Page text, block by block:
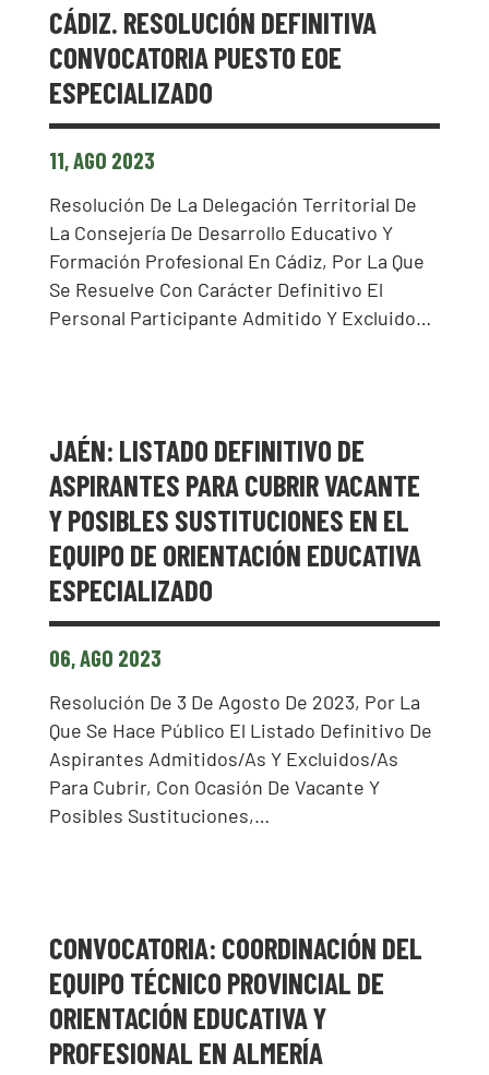
CÁDIZ. RESOLUCIÓN DEFINITIVA
CONVOCATORIA PUESTO EOE
ESPECIALIZADO
11, AGO 2023
Resolución De La Delegación Territorial De
La Consejería De Desarrollo Educativo Y
Formación Profesional En Cádiz, Por La Que
Se Resuelve Con Carácter Definitivo El
Personal Participante Admitido Y Excluido…
JAÉN: LISTADO DEFINITIVO DE
ASPIRANTES PARA CUBRIR VACANTE
Y POSIBLES SUSTITUCIONES EN EL
EQUIPO DE ORIENTACIÓN EDUCATIVA
ESPECIALIZADO
06, AGO 2023
Resolución De 3 De Agosto De 2023, Por La
Que Se Hace Público El Listado Definitivo De
Aspirantes Admitidos/as Y Excluidos/as
Para Cubrir, Con Ocasión De Vacante Y
Posibles Sustituciones,…
CONVOCATORIA: COORDINACIÓN DEL
EQUIPO TÉCNICO PROVINCIAL DE
ORIENTACIÓN EDUCATIVA Y
PROFESIONAL EN ALMERÍA